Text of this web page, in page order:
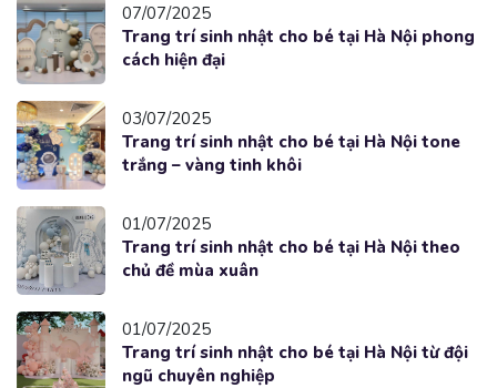
07/07/2025
Trang trí sinh nhật cho bé tại Hà Nội phong
cách hiện đại
03/07/2025
Trang trí sinh nhật cho bé tại Hà Nội tone
trắng – vàng tinh khôi
01/07/2025
Trang trí sinh nhật cho bé tại Hà Nội theo
chủ đề mùa xuân
01/07/2025
Trang trí sinh nhật cho bé tại Hà Nội từ đội
ngũ chuyên nghiệp